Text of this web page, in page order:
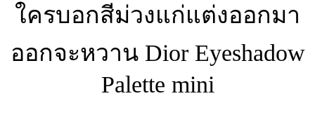
ใครบอกสีม่วงแก่แต่งออกมา
ออกจะหวาน Dior Eyeshadow
Palette mini